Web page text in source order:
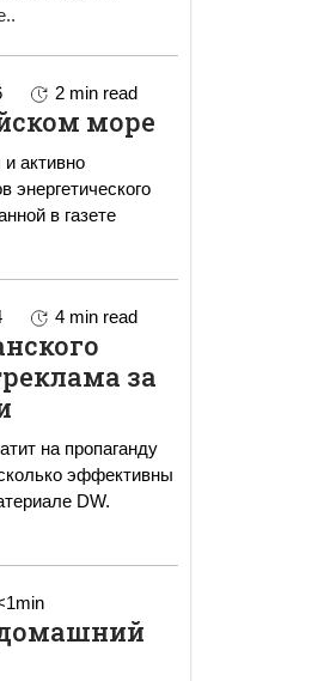
2 min read
море
активно
энергетического
в газете
4 min read
за
на пропаганду
эффективны
DW.